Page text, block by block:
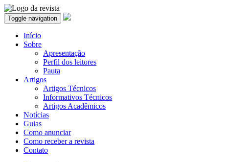
Toggle navigation
Início
Sobre
Apresentação
Perfil dos leitores
Pauta
Artigos
Artigos Técnicos
Informativos Técnicos
Artigos Acadêmicos
Notícias
Guias
Como anunciar
Como receber a revista
Contato